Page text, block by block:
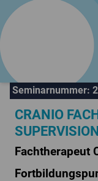
Seminarnummer:
CRANIO
SUPERVISION
Fachtherapeut